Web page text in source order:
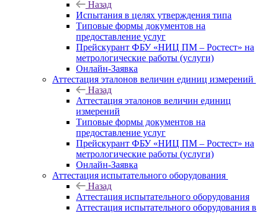
Назад
Испытания в целях утверждения типа
Типовые формы документов на
предоставление услуг
Прейскурант ФБУ «НИЦ ПМ – Ростест» на
метрологические работы (услуги)
Онлайн-Заявка
Аттестация эталонов величин единиц измерений
Назад
Аттестация эталонов величин единиц
измерений
Типовые формы документов на
предоставление услуг
Прейскурант ФБУ «НИЦ ПМ – Ростест» на
метрологические работы (услуги)
Онлайн-Заявка
Аттестация испытательного оборудования
Назад
Аттестация испытательного оборудования
Аттестация испытательного оборудования в